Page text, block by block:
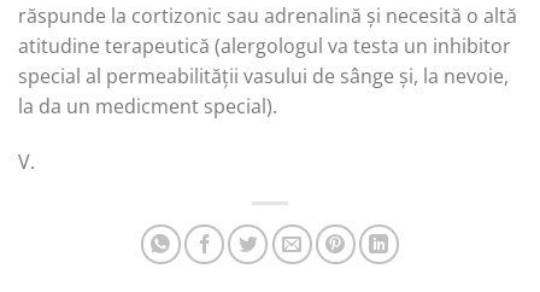
răspunde la cortizonic sau adrenalină și necesită o altă
atitudine terapeutică (alergologul va testa un inhibitor
special al permeabilității vasului de sânge și, la nevoie,
la da un medicment special).
V.